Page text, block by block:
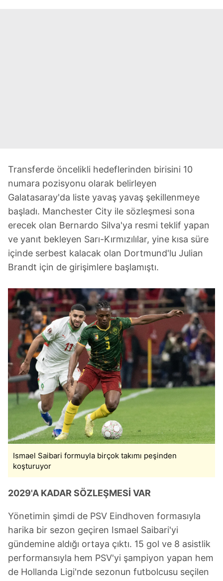
Transferde öncelikli hedeflerinden birisini 10
numara pozisyonu olarak belirleyen
Galatasaray'da liste yavaş yavaş şekillenmeye
başladı. Manchester City ile sözleşmesi sona
erecek olan Bernardo Silva'ya resmi teklif yapan
ve yanıt bekleyen Sarı-Kırmızılılar, yine kısa süre
içinde serbest kalacak olan Dortmund'lu Julian
Brandt için de girişimlere başlamıştı.
Ismael Saibari formuyla birçok takımı peşinden
koşturuyor
2029'A KADAR SÖZLEŞMESİ VAR
Yönetimin şimdi de PSV Eindhoven formasıyla
harika bir sezon geçiren Ismael Saibari'yi
gündemine aldığı ortaya çıktı. 15 gol ve 8 asistlik
performansıyla hem PSV'yi şampiyon yapan hem
de Hollanda Ligi'nde sezonun futbolcusu seçilen